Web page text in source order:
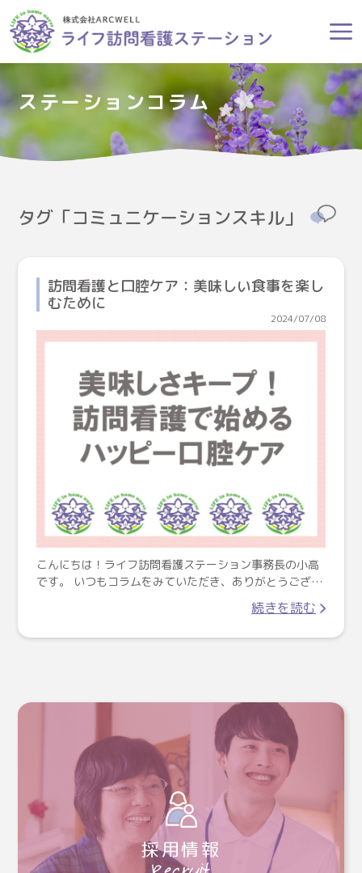
ステーションコラム
タグ「コミュニケーションスキル」
訪問看護と口腔ケア：美味しい食事を楽し
むために
2024/07/08
こんにちは！ライフ訪問看護ステーション事務長の小高
です。 いつもコラムをみていただき、ありがとうござ…
続きを読む
採用情報